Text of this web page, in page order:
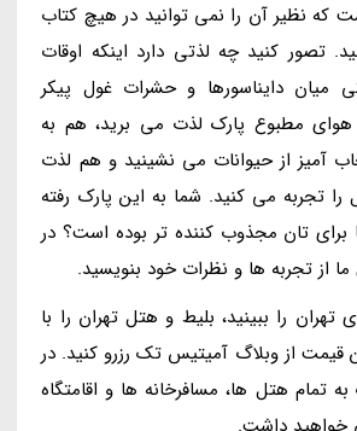
نظیر آن را نمی توانید در هیچ کتاب
تصور کنید چه لذتی دارد اینکه اوقات
میان دایناسورها و حشرات غول پیکر
مطبوع پارک لذت می برید، هم به
آمیز از حیوانات می نشینید و هم لذت
تجربه می کنید. شما به این پارک رفته
تان مجذوب کننده تر بوده است؟ در
از تجربه ها و نظرات خود بنویسید.
تهران را ببینید، بلیط و هتل تهران را با
قیمت از وبلاگ آمیتیس تک رزرو کنید. در
تمام هتل ها، مسافرخانه ها و اقامتگاه